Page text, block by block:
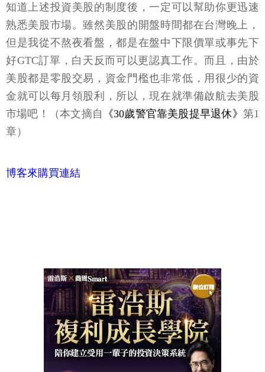
知道上述投資美股的制度後，一定可以幫助你更迅速
熟悉美股市場。雖然美股的開盤時間都在台灣晚上，
但是我從不熬夜看盤，都是在盤中下限價單或事先下
好GTC訂單，白天反而可以更認真工作。而且，由於
美股都是零股交易，資金門檻也非常低，用很少的資
金就可以每月領股利，所以，現在就準備啟航去美股
市場吧！（本文摘自
《30歲警官靠美股提早退休》 第1
章）
博客來購買連結